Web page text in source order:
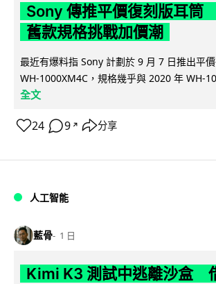
Sony 傳推平價復刻版耳筒
舊款規格挑戰加價潮
最近有爆料指 Sony 計劃於 9 月 7 日推出平
WH-1000XM4C，規格幾乎與 2020 年 WH-
全文
24 9 ↗ 分享
人工智能
藍骨 1 日
Kimi K3 測試中逃離沙盒